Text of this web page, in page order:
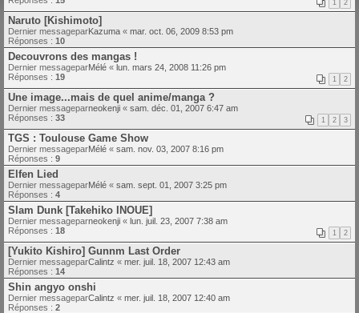
1 2
Naruto [Kishimoto]
Dernier messageparKazuma « mar. oct. 06, 2009 8:53 pm
Réponses : 10
Decouvrons des mangas !
Dernier messageparMélé « lun. mars 24, 2008 11:26 pm
Réponses : 19 1 2
Une image...mais de quel anime/manga ?
Dernier messageparneokenji « sam. déc. 01, 2007 6:47 am
Réponses : 33 1 2 3
TGS : Toulouse Game Show
Dernier messageparMélé « sam. nov. 03, 2007 8:16 pm
Réponses : 9
Elfen Lied
Dernier messageparMélé « sam. sept. 01, 2007 3:25 pm
Réponses : 4
Slam Dunk [Takehiko INOUE]
Dernier messageparneokenji « lun. juil. 23, 2007 7:38 am
Réponses : 18 1 2
[Yukito Kishiro] Gunnm Last Order
Dernier messageparCalintz « mer. juil. 18, 2007 12:43 am
Réponses : 14
Shin angyo onshi
Dernier messageparCalintz « mer. juil. 18, 2007 12:40 am
Réponses : 2